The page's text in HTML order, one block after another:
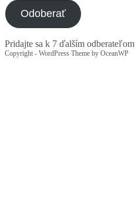
adresa
Odoberať
Pridajte sa k 7 ďalším odberateľom
Copyright - WordPress Theme by OceanWP